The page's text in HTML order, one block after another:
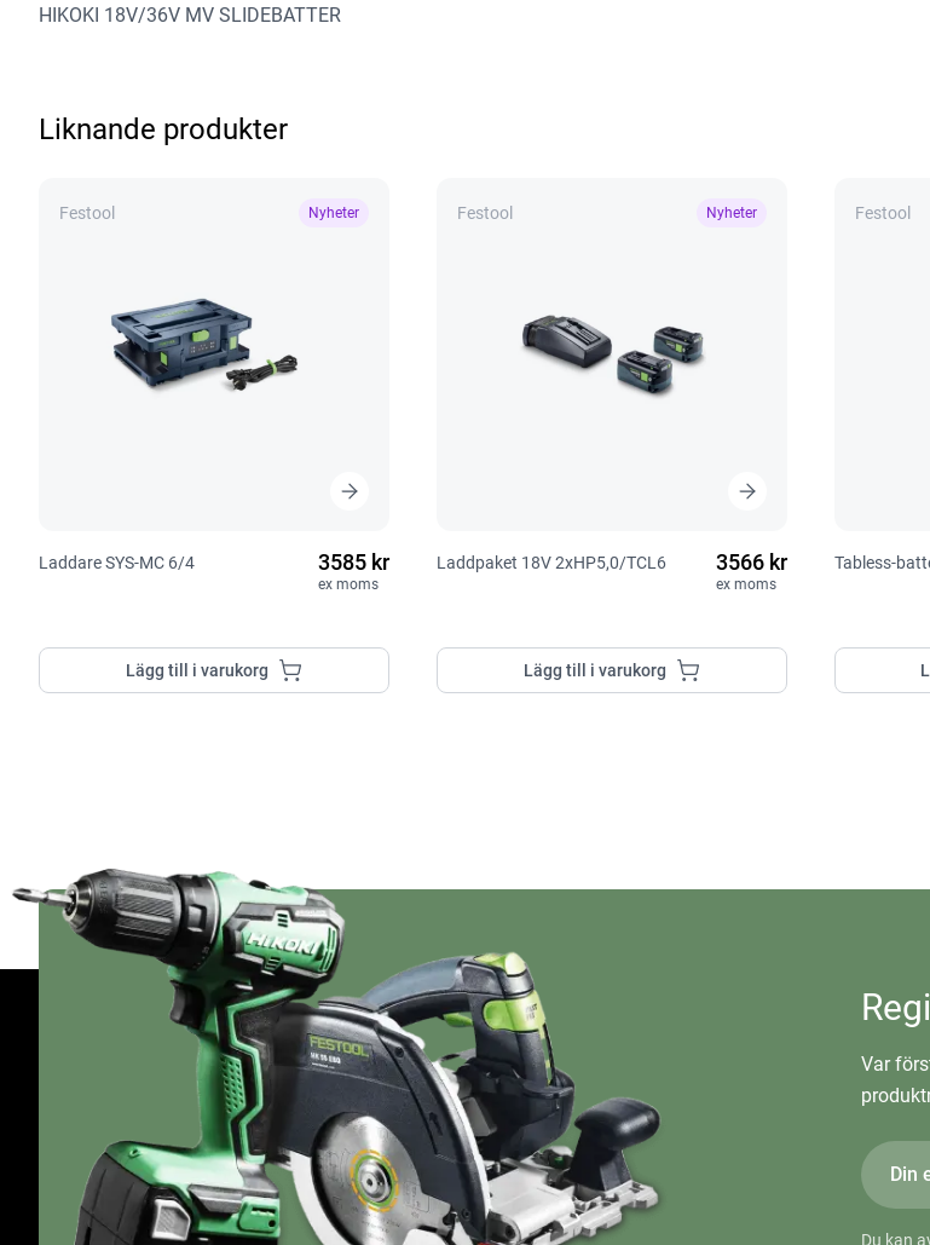
HIKOKI 18V/36V MV SLIDEBATTER
Liknande produkter
Festool Nyheter
Laddare SYS-MC 6/4 3585 kr
ex moms
Lägg till i varukorg
Festool Nyheter
Laddpaket 18V 2xHP5,0/TCL6 3566 kr
ex moms
Lägg till i varukorg
Festool
Tabless-
Var
Du kan